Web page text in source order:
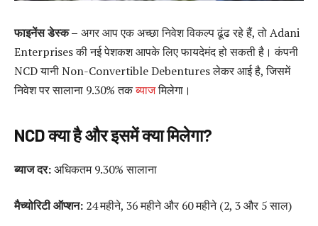
फाइनेंस डेस्क – अगर आप एक अच्छा निवेश विकल्प ढूंढ रहे हैं, तो Adani
Enterprises की नई पेशकश आपके लिए फायदेमंद हो सकती है। कंपनी
NCD यानी Non-Convertible Debentures लेकर आई है, जिसमें
निवेश पर सालाना 9.30% तकब्याजमिलेगा।
NCD क्या है और इसमें क्या मिलेगा?
ब्याज दर:अधिकतम 9.30% सालाना
मैच्योरिटी ऑप्शन: 24 महीने, 36 महीने और 60 महीने (2, 3 और 5 साल)